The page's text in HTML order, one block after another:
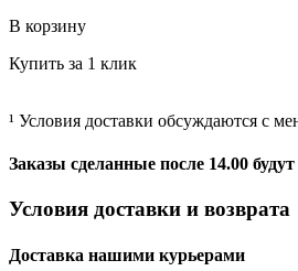
В корзину
Купить за 1 клик
¹ Условия доставки обсуждаются с
Заказы сделанные после 14.00
Условия доставки и возврата
Доставка нашими курьерами